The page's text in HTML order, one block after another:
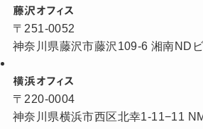
藤沢オフィス
〒251-0052
神奈川県藤沢市藤沢109-6 湘南ND
横浜オフィス
〒220-0004
神奈川県横浜市西区北幸1-11−11